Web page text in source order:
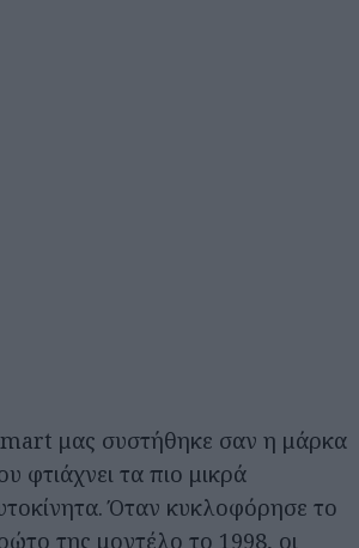
μας συστήθηκε σαν η μάρκα
φτιάχνει τα πιο μικρά
Όταν κυκλοφόρησε το
της μοντέλο το 1998, οι